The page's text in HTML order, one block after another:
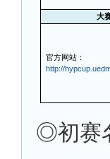
大
官方网站：
http://
◎初